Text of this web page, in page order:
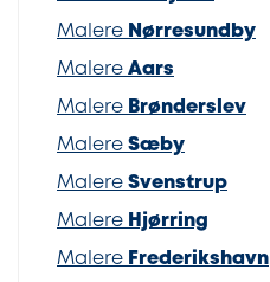
Malere Nørresundby
Malere Aars
Malere Brønderslev
Malere Sæby
Malere Svenstrup
Malere Hjørring
Malere Frederikshavn